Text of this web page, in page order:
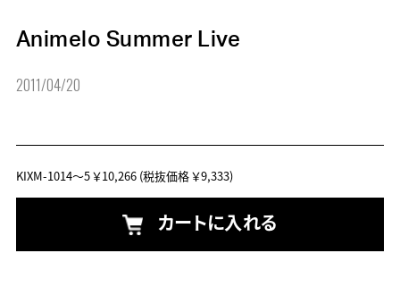
Animelo Summer Live
2011/04/20
KIXM-1014～5￥10,266(税抜価格 ￥9,333)
カートに入れる